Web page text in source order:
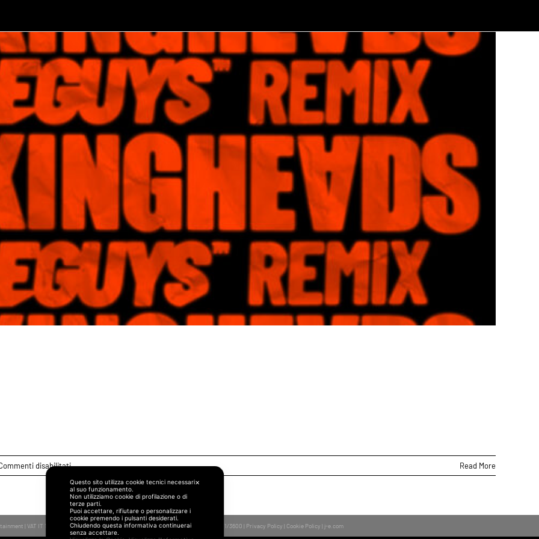
disabilitatisu
Un
classico
immortale,
una
nuova
Read More
| VAT IT 11040351006 | SDI M5UXCR1 | PECje@legalmail.it| Aut. SIAE n.3964-5/1/3600 | Privacy Policy | Cookie Policy | j-e.com
✕
Questo sito utilizza cookie tecnici necessari
al suo funzionamento.
Non utilizziamo cookie di profilazione o di
terze parti.
Puoi accettare, rifiutare o personalizzare i
cookie premendo i pulsanti desiderati.
Chiudendo questa informativa continuerai
senza accettare.